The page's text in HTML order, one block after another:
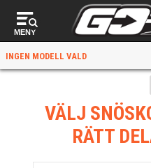
MENY
INGEN MODELL VALD
VÄLJ
RÄTT